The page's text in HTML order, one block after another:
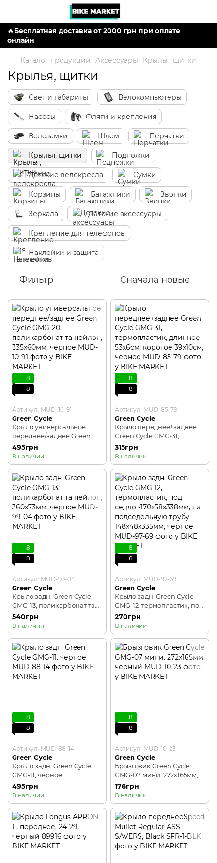
🔥Бесплатная доставка от 2000 грн при оплате
онлайн
Каталог продукции Аксессуары Крылья, щитки
Крылья, щитки
Свет и габариты Велокомпьютеры
Насосы Фляги и крепления
Велозамки Шлем Перчатки
Крылья, щитки Подножки
Детские велокресла Сумки
Корзины Багажники Звонки
Зеркала Детские аксессуары
Крепление для телефонов
Наклейки и защита
Фильтр Сначала новые
8
8
Артикул: MUD-10-91
Green Cycle
Крыло универсальное
переднее/заднее Green
Cycle GMG-20,
поликарбонат та нейлон,
495грн
В наличии
8
8
Артикул: MUD-85-79
Green Cycle
Крыло переднее+заднее
Green Cycle GMG-31,
термопластик, длинное
53х6см, коротое 39х10см,
315грн
В наличии
8
8
Артикул: MUD-99-04
Green Cycle
Крыло задн. Green Cycle
GMG-13, поликарбонат та
нейлон, 360х73мм, черное
540грн
В наличии
8
8
Артикул: MUD-97-69
Green Cycle
Крыло задн. Green Cycle
GMG-12, термопластик, под
седло -170х58х338мм, на
подседельную трубу -
270грн
В наличии
8
8
Артикул: MUD-88-14
Green Cycle
Крыло задн. Green Cycle
GMG-11, черное
495грн
В наличии
8
8
Артикул: MUD-10-23
Green Cycle
Брызговик Green Cycle
GMG-07 мини, 272х165мм,
черный
176грн
В наличии